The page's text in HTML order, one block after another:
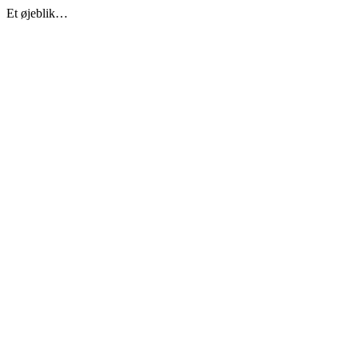
Et øjeblik…